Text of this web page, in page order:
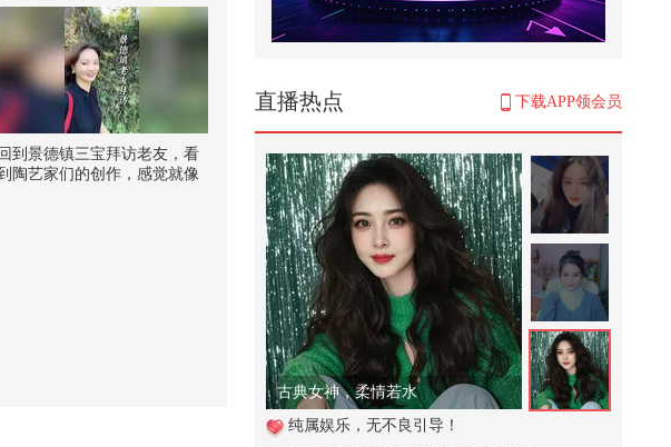
# 教会孩子识破AI骗局# 安全教育
心梗其实可以避免，只是很多时候
都被忽略了。#全民健康素养提升
1,753
这个视频也太好看了吧。#二次元 #
原创动画 #游戏 #搞笑游戏 #AI
5,538
青蛙闯进狼蛛的家
3,055
还记得，你的初心吗？
直播热点 下载APP领会员
古典女神，柔情若水
纯属娱乐，无不良引导！
回到景德镇三宝拜访老友，看
陶艺家们的创作，感觉就像